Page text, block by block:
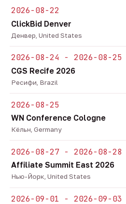
2026-08-22
ClickBid Denver
Денвер, United States
2026-08-24 - 2026-08-25
CGS Recife 2026
Ресифи, Brazil
2026-08-25
WN Conference Cologne
Кёльн, Germany
2026-08-27 - 2026-08-28
Affiliate Summit East 2026
Нью-Йорк, United States
2026-09-01 - 2026-09-03